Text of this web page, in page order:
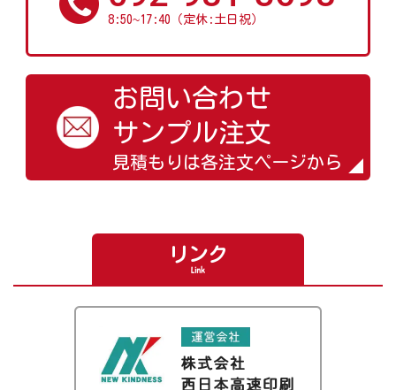
8:50~17:40（定休:土日祝）
お問い合わせ
サンプル注文
見積もりは各注文ページから
リンク
Link